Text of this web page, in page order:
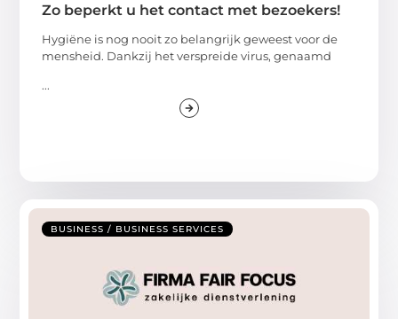
Zo beperkt u het contact met bezoekers!
Hygiëne is nog nooit zo belangrijk geweest voor de
mensheid. Dankzij het verspreide virus, genaamd
...
BUSINESS / BUSINESS SERVICES